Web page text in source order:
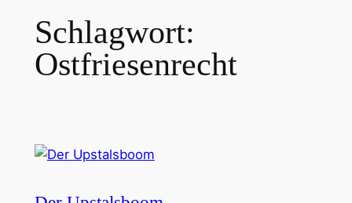
Schlagwort:
Ostfriesenrecht